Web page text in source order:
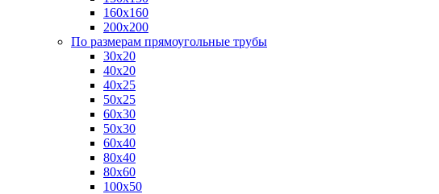
160х160
200х200
По размерам прямоугольные трубы
30х20
40х20
40х25
50х25
60х30
50х30
60х40
80х40
80х60
100х50